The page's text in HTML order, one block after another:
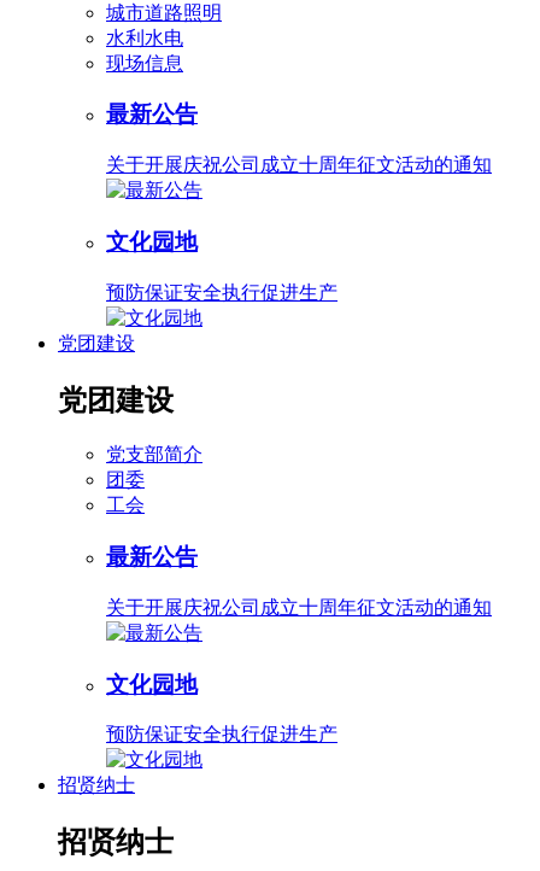
城市道路照明
水利水电
现场信息
最新公告
关于开展庆祝公司成立十周年征文活动的通知
文化园地
预防保证安全执行促进生产
党团建设
党团建设
党支部简介
团委
工会
最新公告
关于开展庆祝公司成立十周年征文活动的通知
文化园地
预防保证安全执行促进生产
招贤纳士
招贤纳士